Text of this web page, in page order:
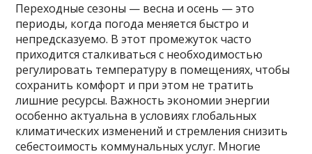
Переходные сезоны — весна и осень — это
периоды, когда погода меняется быстро и
непредсказуемо. В этот промежуток часто
приходится сталкиваться с необходимостью
регулировать температуру в помещениях, чтобы
сохранить комфорт и при этом не тратить
лишние ресурсы. Важность экономии энергии
особенно актуальна в условиях глобальных
климатических изменений и стремления снизить
себестоимость коммунальных услуг. Многие